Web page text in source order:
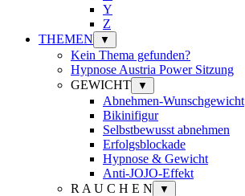
Y
Z
THEMEN
▼
Kein Thema gefunden?
Hypnose Austria Power Sitzung
GEWICHT
▼
Abnehmen-Wunschgewicht
Bikinifigur
Selbstbewusst abnehmen
Erfolgsblockade
Hypnose & Gewicht
Anti-JOJO-Effekt
R A U C H E N
▼